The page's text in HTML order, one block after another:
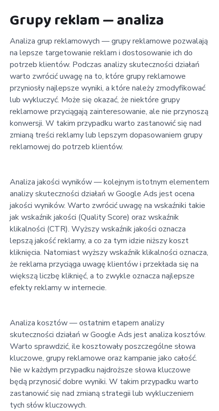
Grupy reklam — analiza
Analiza grup reklamowych — grupy reklamowe pozwalają
na lepsze targetowanie reklam i dostosowanie ich do
potrzeb klientów. Podczas analizy skuteczności działań
warto zwrócić uwagę na to, które grupy reklamowe
przyniosły najlepsze wyniki, a które należy zmodyfikować
lub wykluczyć. Może się okazać, że niektóre grupy
reklamowe przyciągają zainteresowanie, ale nie przynoszą
konwersji. W takim przypadku warto zastanowić się nad
zmianą treści reklamy lub lepszym dopasowaniem grupy
reklamowej do potrzeb klientów.
Analiza jakości wyników — kolejnym istotnym elementem
analizy skuteczności działań w Google Ads jest ocena
jakości wyników. Warto zwrócić uwagę na wskaźniki takie
jak wskaźnik jakości (Quality Score) oraz wskaźnik
klikalności (CTR). Wyższy wskaźnik jakości oznacza
lepszą jakość reklamy, a co za tym idzie niższy koszt
kliknięcia. Natomiast wyższy wskaźnik klikalności oznacza,
że reklama przyciąga uwagę klientów i przekłada się na
większą liczbę kliknięć, a to zwykle oznacza najlepsze
efekty reklamy w internecie.
Analiza kosztów — ostatnim etapem analizy
skuteczności działań w Google Ads jest analiza kosztów.
Warto sprawdzić, ile kosztowały poszczególne słowa
kluczowe, grupy reklamowe oraz kampanie jako całość.
Nie w każdym przypadku najdroższe słowa kluczowe
będą przynosić dobre wyniki. W takim przypadku warto
zastanowić się nad zmianą strategii lub wykluczeniem
tych słów kluczowych.